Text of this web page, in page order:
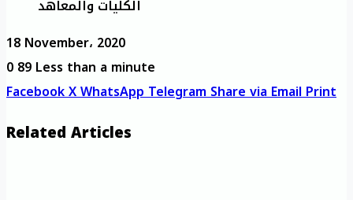
الكليات والمعاهد
18 November، 2020
089Less than a minute
FacebookXWhatsAppTelegramShare via EmailPrint
Related Articles